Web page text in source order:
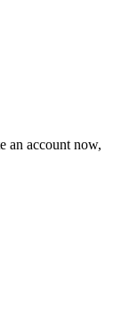
an account now,